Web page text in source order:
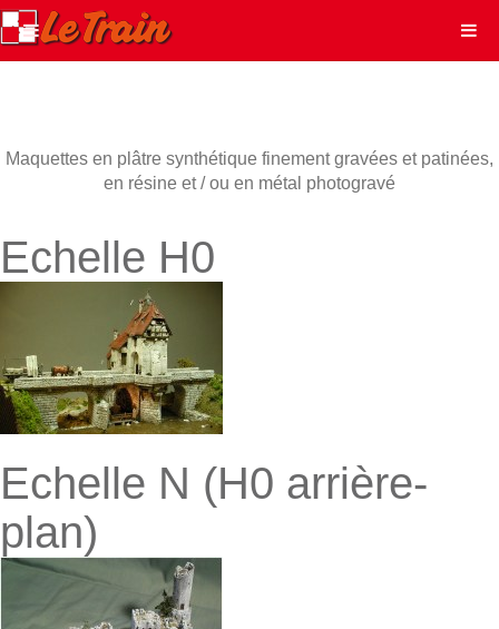
Maquettes en plâtre synthétique finement gravées et patinées,
en résine et / ou en métal photogravé
Echelle H0
Echelle N (H0 arrière-
plan)